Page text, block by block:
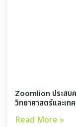
Zoomlion ประสบ
วิทยาศาสตร์และเท
Read More »